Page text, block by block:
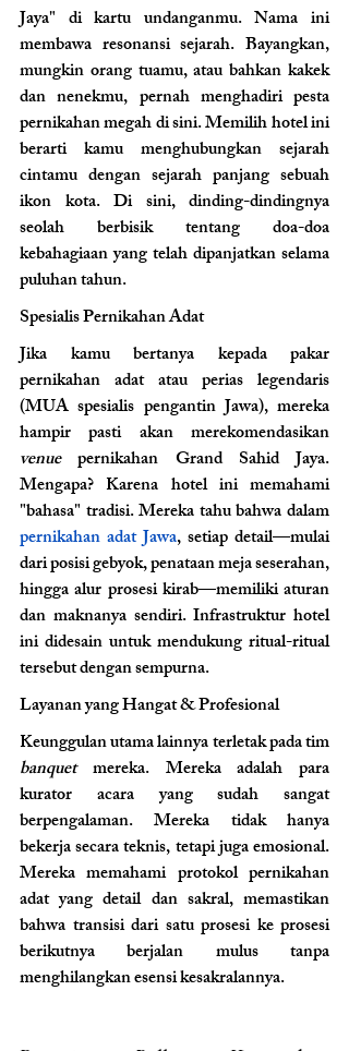
Jaya" di kartu undanganmu. Nama ini
membawa resonansi sejarah. Bayangkan,
mungkin orang tuamu, atau bahkan kakek
dan nenekmu, pernah menghadiri pesta
pernikahan megah di sini. Memilih hotel ini
berarti kamu menghubungkan sejarah
cintamu dengan sejarah panjang sebuah
ikon kota. Di sini, dinding-dindingnya
seolah berbisik tentang doa-doa
kebahagiaan yang telah dipanjatkan selama
puluhan tahun.
Spesialis Pernikahan Adat
Jika kamu bertanya kepada pakar
pernikahan adat atau perias legendaris
(MUA spesialis pengantin Jawa), mereka
venue pernikahan Grand Sahid Jaya.
Mengapa? Karena hotel ini memahami
pernikahan adat Jawa, setiap detail—mulai
dari posisi gebyok, penataan meja seserahan,
hingga alur prosesi kirab—memiliki aturan
dan maknanya sendiri. Infrastruktur hotel
ini didesain untuk mendukung ritual-ritual
tersebut dengan sempurna.
Layanan yang Hangat & Profesional
banquet mereka. Mereka adalah para
kurator acara yang sudah sangat
berpengalaman. Mereka tidak hanya
bekerja secara teknis, tetapi juga emosional.
Mereka memahami protokol pernikahan
adat yang detail dan sakral, memastikan
bahwa transisi dari satu prosesi ke prosesi
berikutnya berjalan mulus tanpa
menghilangkan esensi kesakralannya.